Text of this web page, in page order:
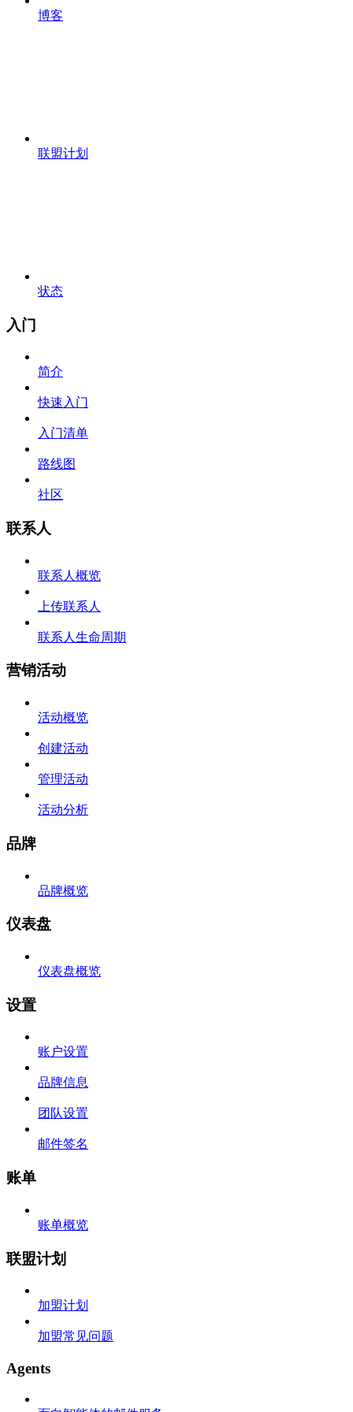
博客
联盟计划
状态
入门
简介
快速入门
入门清单
路线图
社区
联系人
联系人概览
上传联系人
联系人生命周期
营销活动
活动概览
创建活动
管理活动
活动分析
品牌
品牌概览
仪表盘
仪表盘概览
设置
账户设置
品牌信息
团队设置
邮件签名
账单
账单概览
联盟计划
加盟计划
加盟常见问题
Agents